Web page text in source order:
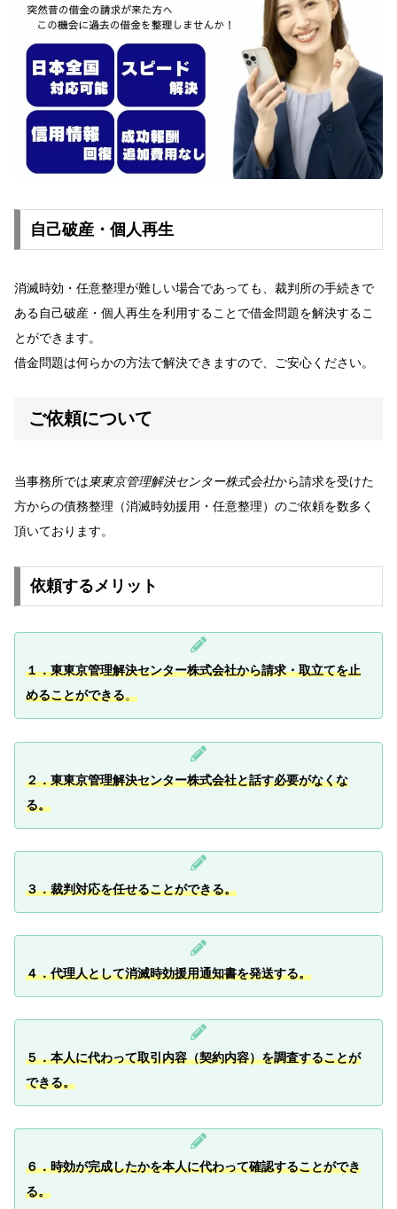
自己破産・個人再生
消滅時効・任意整理が難しい場合であっても、裁判所の手続きで
ある自己破産・個人再生を利用することで借金問題を解決するこ
とができます。
借金問題は何らかの方法で解決できますので、ご安心ください。
ご依頼について
当事務所では東東京管理解決センター株式会社から請求を受けた
方からの債務整理（消滅時効援用・任意整理）のご依頼を数多く
頂いております。
依頼するメリット
１．東東京管理解決センター株式会社から請求・取立てを止
めることができる。
２．東東京管理解決センター株式会社と話す必要がなくな
る。
３．裁判対応を任せることができる。
４．代理人として消滅時効援用通知書を発送する。
５．本人に代わって取引内容（契約内容）を調査することが
できる。
６．時効が完成したかを本人に代わって確認することができ
る。